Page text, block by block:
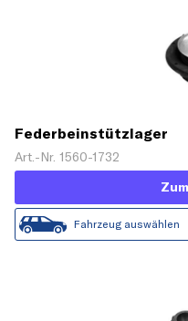
Federbeinstützlager
Art.-Nr. 1560-1732
Fahrzeug auswählen